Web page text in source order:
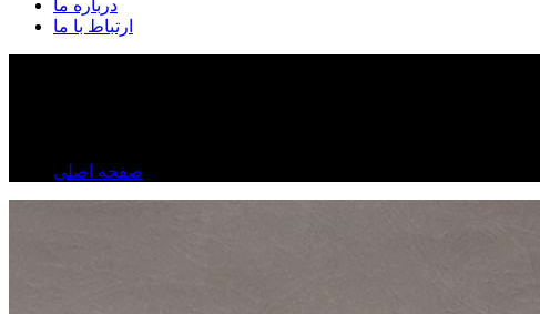
درباره ما
ارتباط با ما
صفحه اصلی